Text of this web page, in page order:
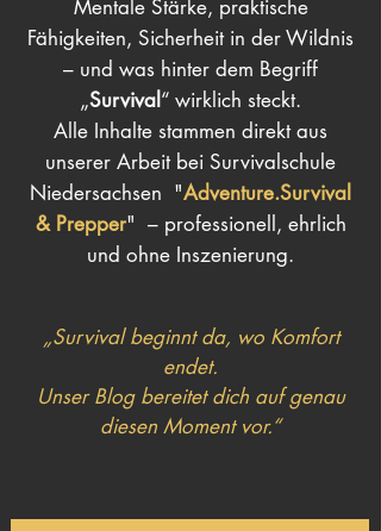
Mentale Stärke, praktische
Fähigkeiten, Sicherheit in der Wildnis
– und was hinter dem Begriff
„Survival “ wirklich steckt.
Alle Inhalte stammen direkt aus
unserer Arbeit bei Survivalschule
Niedersachsen "Adventure.Survival
& Prepper" – professionell, ehrlich
und ohne Inszenierung.
„Survival beginnt da, wo Komfort
endet.
Unser Blog bereitet dich auf genau
diesen Moment vor.“